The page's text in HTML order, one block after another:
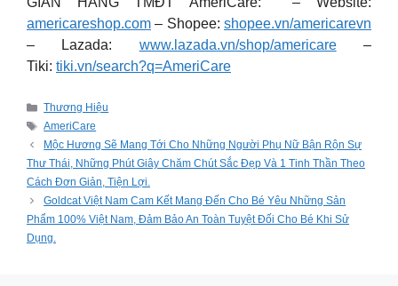
americareshop.com – Shopee: shopee.vn/americarevn
– Lazada: www.lazada.vn/shop/americare–
Tiki: tiki.vn/search?q=AmeriCare
Categories
Thương Hiệu
Tags
AmeriCare
Mộc Hương Sẽ Mang Tới Cho Những Người Phụ Nữ Bận Rộn Sự
Thư Thái, Những Phút Giây Chăm Chút Sắc Đẹp Và 1 Tinh Thần Theo
Cách Đơn Giản, Tiện Lợi.
Goldcat Việt Nam Cam Kết Mang Đến Cho Bé Yêu Những Sản
Phẩm 100% Việt Nam, Đảm Bảo An Toàn Tuyệt Đối Cho Bé Khi Sử
Dụng.